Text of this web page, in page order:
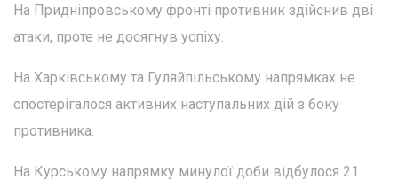
На Придніпровському фронті противник здійснив дві
атаки, проте не досягнув успіху.
На Харківському та Гуляйпільському напрямках не
спостерігалося активних наступальних дій з боку
противника.
На Курському напрямку минулої доби відбулося 21